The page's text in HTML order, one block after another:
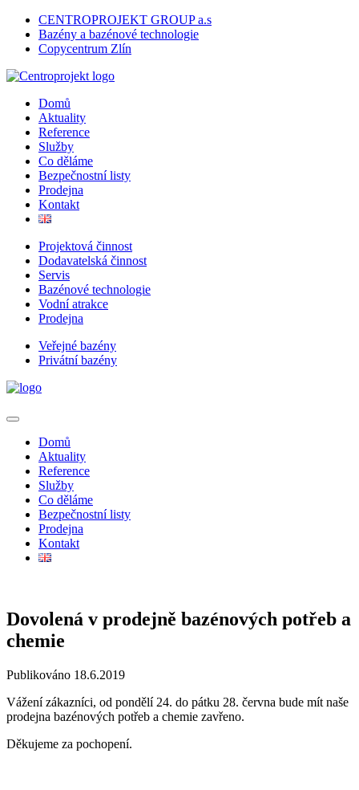
CENTROPROJEKT GROUP a.s
Bazény a bazénové technologie
Copycentrum Zlín
Domů
Aktuality
Reference
Služby
Co děláme
Bezpečnostní listy
Prodejna
Kontakt
Projektová činnost
Dodavatelská činnost
Servis
Bazénové technologie
Vodní atrakce
Prodejna
Veřejné bazény
Privátní bazény
Domů
Aktuality
Reference
Služby
Co děláme
Bezpečnostní listy
Prodejna
Kontakt
Dovolená v prodejně bazénových potřeb a
chemie
Publikováno 18.6.2019
Vážení zákazníci, od pondělí 24. do pátku 28. června bude mít naše
prodejna bazénových potřeb a chemie zavřeno.
Děkujeme za pochopení.